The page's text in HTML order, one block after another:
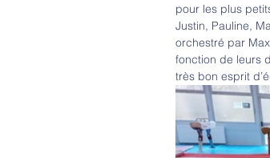
pour les plus
Justin, Pauline,
orchestré par
fonction de leurs
très bon esprit